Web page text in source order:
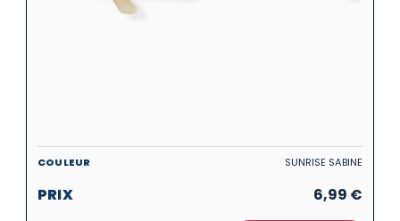
SUNRISE SABINE
6,99 €